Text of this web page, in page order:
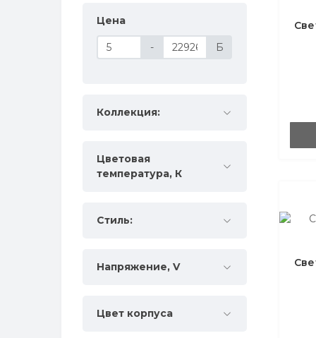
Цена
- Б
Коллекция:
Цветовая
температура, К
Стиль:
Напряжение, V
Цвет корпуса